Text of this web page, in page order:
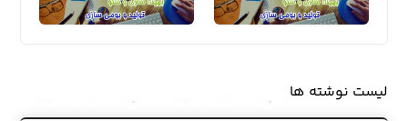
لیست نوشته ها